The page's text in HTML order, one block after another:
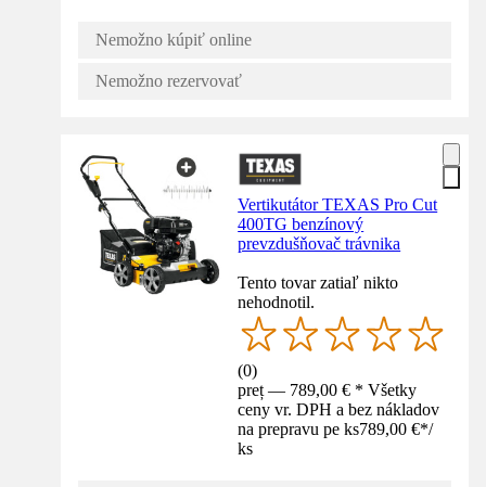
Nemožno kúpiť online
Nemožno rezervovať
Vertikutátor TEXAS Pro Cut
400TG benzínový
prevzdušňovač trávnika
Tento tovar zatiaľ nikto
nehodnotil.
(0)
preț — 789,00 € * Všetky
ceny vr. DPH a bez nákladov
na prepravu pe ks789,00 €*/
ks